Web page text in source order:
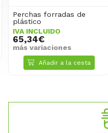
Perchas forradas de
plástico
IVA INCLUIDO
65,34€
más variaciones
Añadir a la cesta